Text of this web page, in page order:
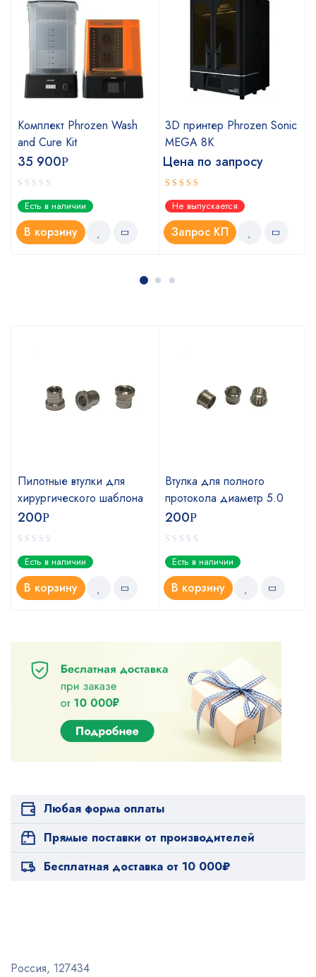
Комплект Phrozen Wash
and Cure Kit
35 900Р
Есть в наличии
В корзину
3D принтер Phrozen Sonic
MEGA 8K
Цена по запросу
Оценка
5.00из 5
Не выпускается
Запрос КП
Пилотные втулки для
хирургического шаблона
200Р
Есть в наличии
В корзину
Втулка для полного
протокола диаметр 5.0
200Р
Есть в наличии
В корзину
Любая форма оплаты
Прямые поставки от производителей
Бесплатная доставка от 10 000₽
Россия, 127434